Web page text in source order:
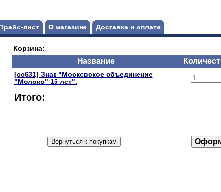
Прайс-лист О магазине Доставка и оплата
Корзина:
Название
[сс631] Знак "Московское объединение
"Молоко" 15 лет".
Итого: